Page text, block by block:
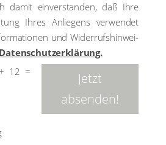
damit ein­ver­stan­den, daß Ihre
Ihres Anlie­gens ver­wen­det
und Wider­rufs­hin­wei­
Daten­schutz­er­klä­rung.
12 =
Jetzt
absenden!